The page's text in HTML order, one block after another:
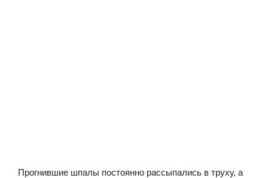
Прогнившие шпалы постоянно рассыпались в труху, а